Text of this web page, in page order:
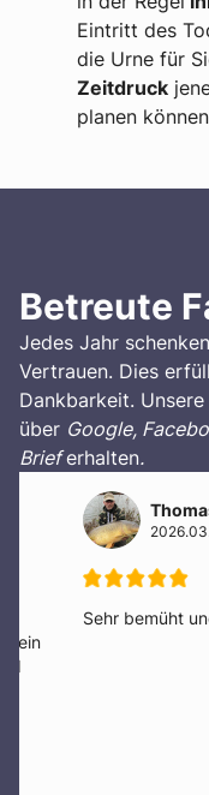
Eintritt des
die Urne für
Zeitdruck
planen
Betreute
Jedes Jahr
Vertrauen. Dies
Dankbarkeit.
über Google,
Brieferhalten.
Thomas
2026.03.31
Sehr bemüht und